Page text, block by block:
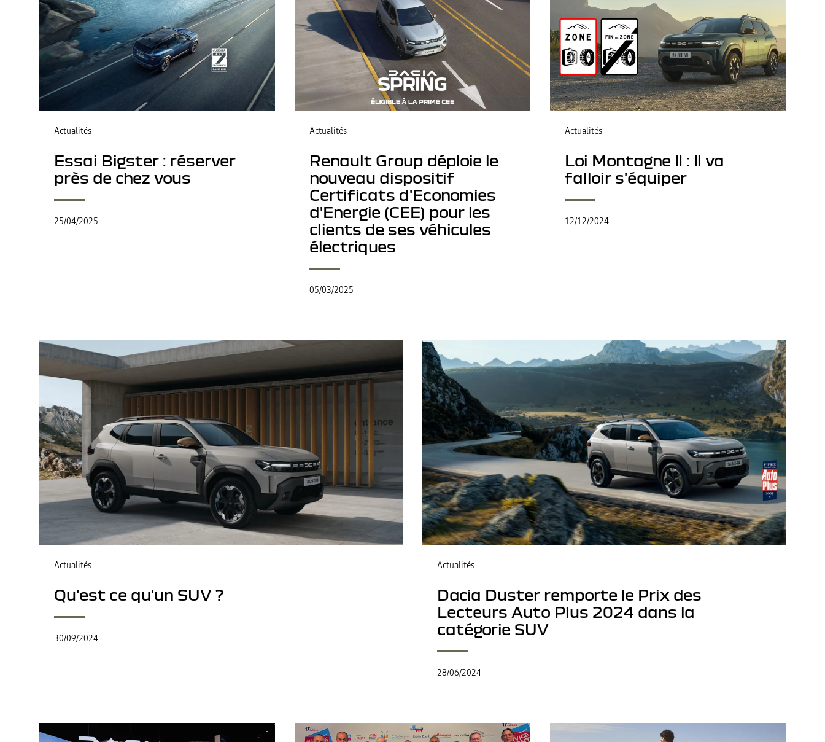
Actualités
Essai Bigster : réserver
près de chez vous
25/04/2025
Actualités
Renault Group déploie le
nouveau dispositif
Certificats d'Economies
d'Energie (CEE) pour les
clients de ses véhicules
électriques
05/03/2025
Actualités
Loi Montagne II : Il va
falloir s'équiper
12/12/2024
Actualités
Qu'est ce qu'un SUV ?
30/09/2024
Actualités
Dacia Duster remporte le Prix des
Lecteurs Auto Plus 2024 dans la
catégorie SUV
28/06/2024